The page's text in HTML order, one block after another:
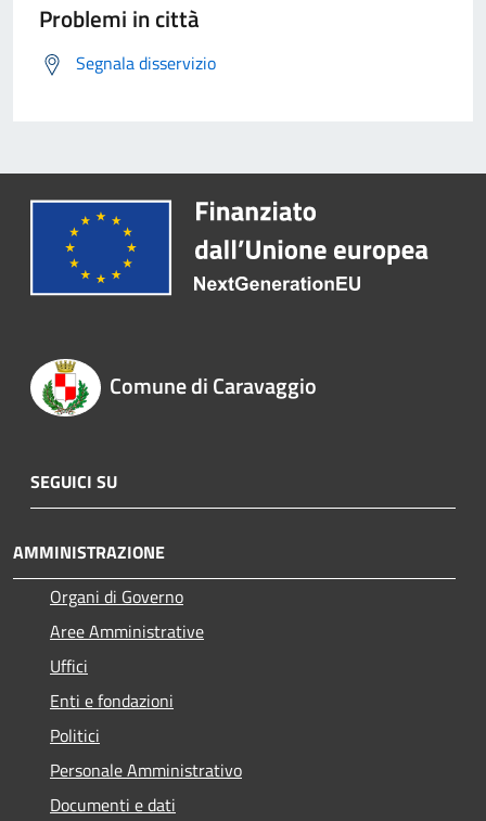
Problemi in città
Segnala disservizio
Comune di Caravaggio
SEGUICI SU
AMMINISTRAZIONE
Organi di Governo
Aree Amministrative
Uffici
Enti e fondazioni
Politici
Personale Amministrativo
Documenti e dati